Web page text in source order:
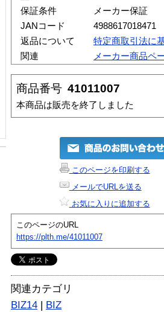
保証条件
メーカー保証
JANコード
4988617018471
返品について
特定商取引法に
関連
メーカー商品ペ
商品番号 41011007
本商品は販売を終了しました
このページを印刷する
メールでURLを送る
お気に入りに追加する
このページのURL
https://plth.me/41011007
関連カテゴリ
BIZ14 | BIZ